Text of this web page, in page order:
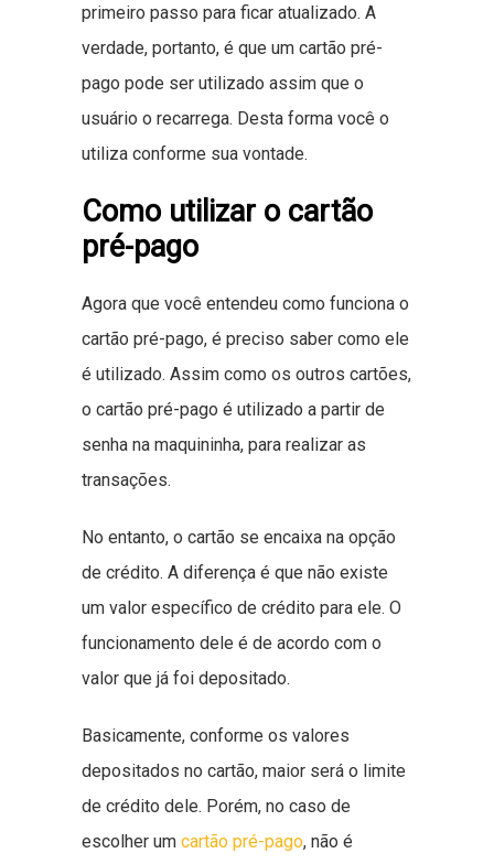
primeiro passo para ficar atualizado. A
verdade, portanto, é que um cartão pré-
pago pode ser utilizado assim que o
usuário o recarrega. Desta forma você o
utiliza conforme sua vontade.
Como utilizar o cartão
pré-pago
Agora que você entendeu como funciona o
cartão pré-pago, é preciso saber como ele
é utilizado. Assim como os outros cartões,
o cartão pré-pago é utilizado a partir de
senha na maquininha, para realizar as
transações.
No entanto, o cartão se encaixa na opção
de crédito. A diferença é que não existe
um valor específico de crédito para ele. O
funcionamento dele é de acordo com o
valor que já foi depositado.
Basicamente, conforme os valores
depositados no cartão, maior será o limite
de crédito dele. Porém, no caso de
escolher um cartão pré-pago, não é